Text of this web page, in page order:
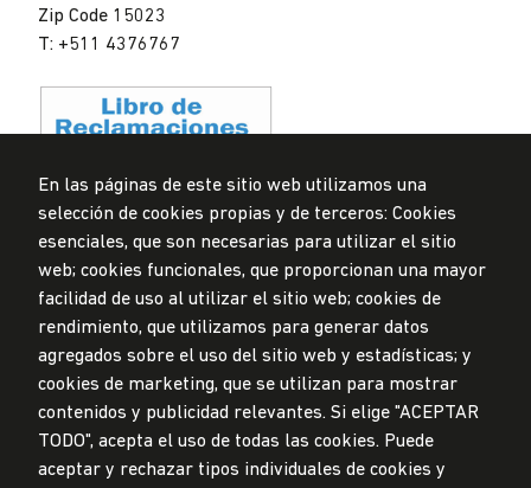
Zip Code 15023
T: +511 4376767
Data Protection Policy
Submission Office
UNIVERSIDAD DE LIMA IS MEMBER OF
En las páginas de este sitio web utilizamos una
selección de cookies propias y de terceros: Cookies
esenciales, que son necesarias para utilizar el sitio
web; cookies funcionales, que proporcionan una mayor
facilidad de uso al utilizar el sitio web; cookies de
rendimiento, que utilizamos para generar datos
agregados sobre el uso del sitio web y estadísticas; y
cookies de marketing, que se utilizan para mostrar
contenidos y publicidad relevantes. Si elige "ACEPTAR
TODO", acepta el uso de todas las cookies. Puede
aceptar y rechazar tipos individuales de cookies y